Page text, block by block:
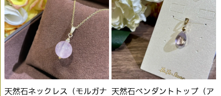
天然石ネックレス（モルガナ
天然石ペンダントトップ（ア